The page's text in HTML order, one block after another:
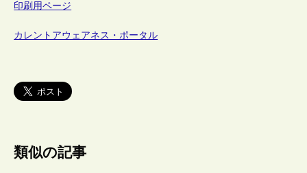
印刷用ページ
カレントアウェアネス・ポータル
類似の記事